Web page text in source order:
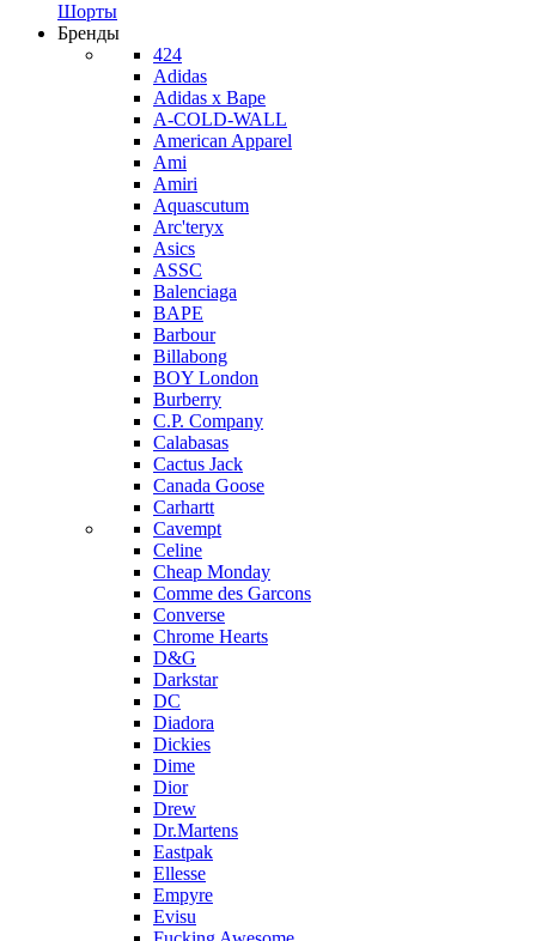
Шорты
Бренды
424
Adidas
Adidas x Bape
A-COLD-WALL
American Apparel
Ami
Amiri
Aquascutum
Arc'teryx
Asics
ASSC
Balenciaga
BAPE
Barbour
Billabong
BOY London
Burberry
C.P. Company
Calabasas
Cactus Jack
Canada Goose
Carhartt
Cavempt
Celine
Cheap Monday
Comme des Garcons
Converse
Chrome Hearts
D&G
Darkstar
DC
Diadora
Dickies
Dime
Dior
Drew
Dr.Martens
Eastpak
Ellesse
Empyre
Evisu